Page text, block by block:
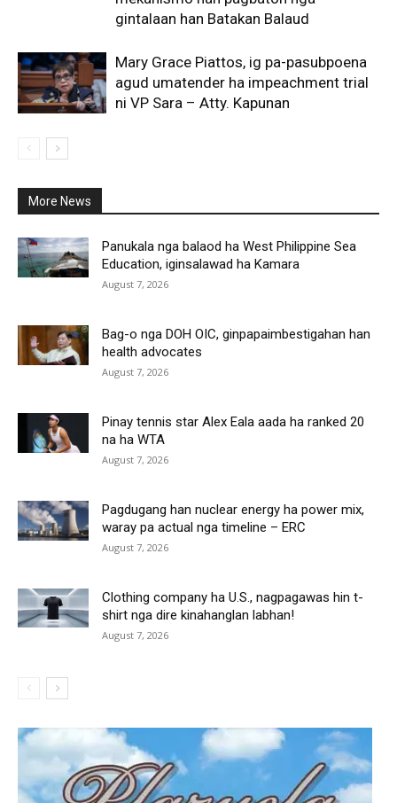
gintalaan han Batakan Balaud
Mary Grace Piattos, ig pa-pasubpoena
agud umatender ha impeachment trial
ni VP Sara – Atty. Kapunan
More News
Panukala nga balaod ha West Philippine Sea
Education, iginsalawad ha Kamara
August 7, 2026
Bag-o nga DOH OIC, ginpapaimbestigahan han
health advocates
August 7, 2026
Pinay tennis star Alex Eala aada ha ranked 20
na ha WTA
August 7, 2026
Pagdugang han nuclear energy ha power mix,
waray pa actual nga timeline – ERC
August 7, 2026
Clothing company ha U.S., nagpagawas hin t-
shirt nga dire kinahanglan labhan!
August 7, 2026